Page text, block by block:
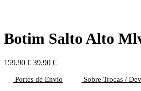
Botim Salto Alto
159.90€ O
original
39.90 €O
atual
Portes de Envio Sobre Trocas /